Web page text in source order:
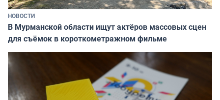
НОВОСТИ
В Мурманской области ищут актёров массовых сцен
для съёмок в короткометражном фильме